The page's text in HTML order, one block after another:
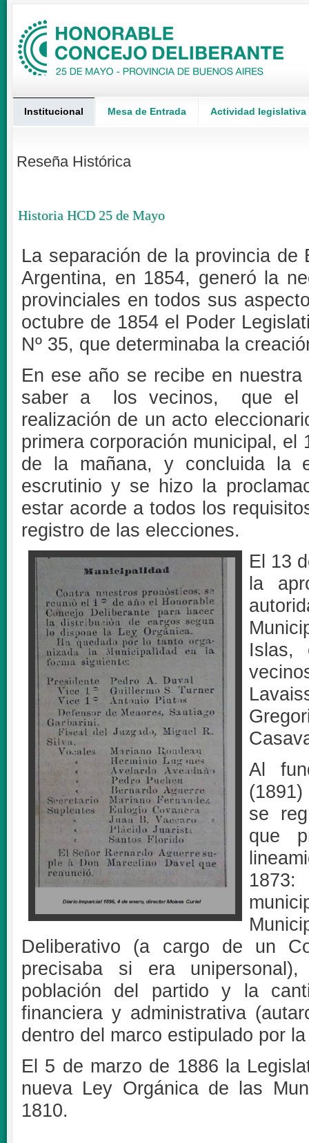
Institucional Mesa de Entrada Actividad legislativa
Reseña Histórica
Historia HCD 25 de Mayo
La separación de la provincia de
Argentina, en 1854, generó la
provinciales en todos sus
octubre de 1854 el Poder
Nº 35, que determinaba la
En ese año se recibe en
saber a los vecinos, que el
realización de un acto
primera corporación municipal,
de la mañana, y concluida la
escrutinio y se hizo la
estar acorde a todos los
registro de las elecciones.
El 13
la
Islas,
Al
se
que
Deliberativo (a cargo de un
precisaba si era
población del partido y la
financiera y administrativa
dentro del marco estipulado por
El 5 de marzo de 1886 la
nueva Ley Orgánica de las
1810.